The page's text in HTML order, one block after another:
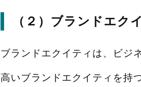
（２）ブランドエク
ブランドエクイティは、ビジ
高いブランドエクイティを持